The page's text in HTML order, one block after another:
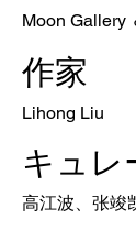
Moon Gallery
作家
Lihong Liu
キュレ
高江波、张竣